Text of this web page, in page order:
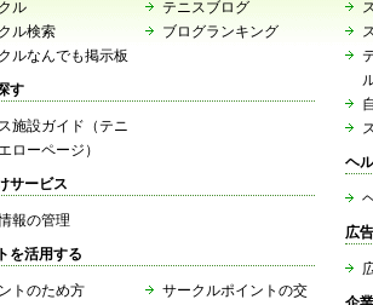
ル
ル検索
ルなんでも掲示板
テニスブログ
ブログランキング
す
施設ガイド（テニ
ローページ）
サービス
報の管理
を活用する
トのため方 サークルポイントの交
ヘ
広